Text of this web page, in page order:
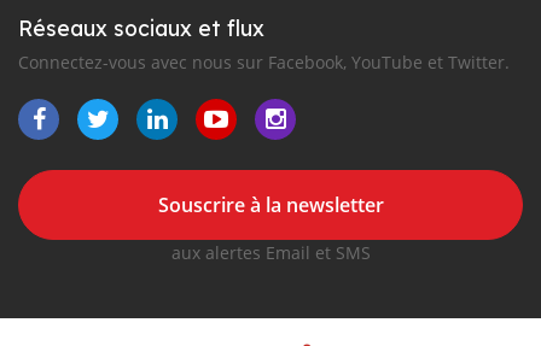
Réseaux sociaux et flux
Connectez-vous avec nous sur Facebook, YouTube et Twitter.
Souscrire à la newsletter
aux alertes Email et SMS